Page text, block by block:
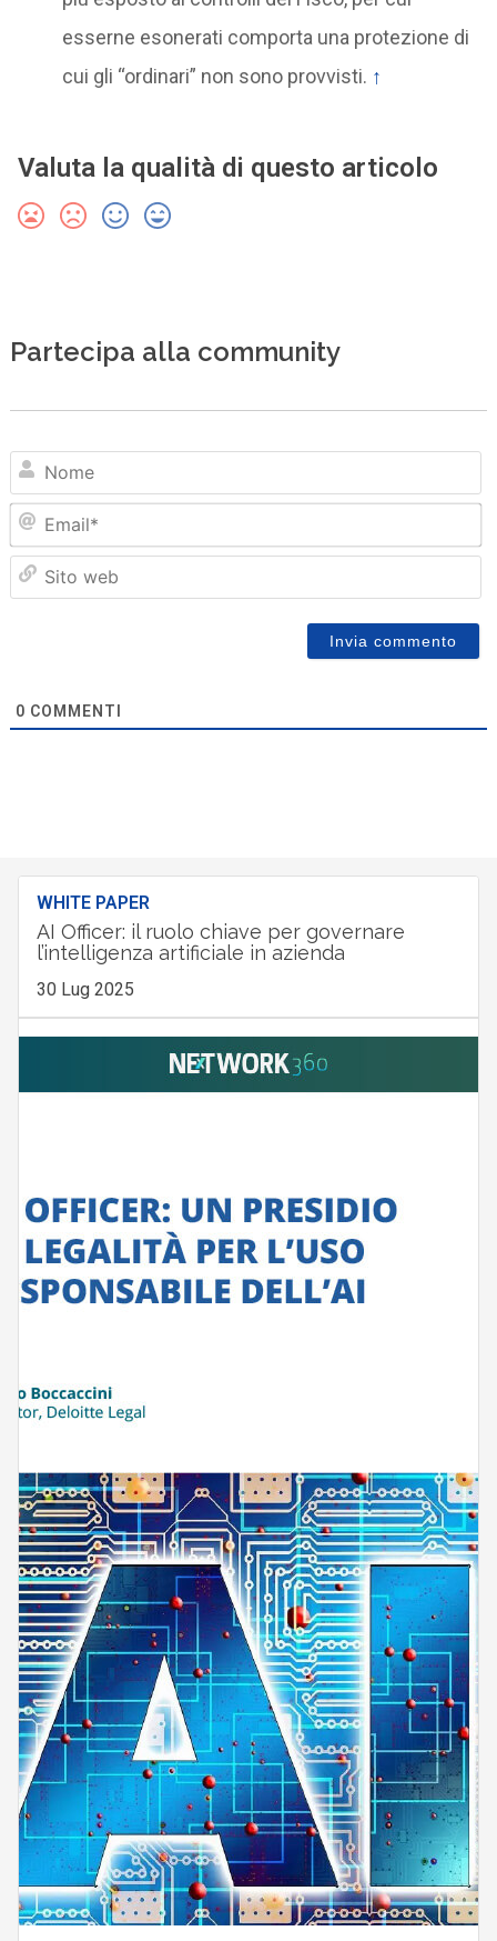
esserne esonerati comporta una protezione di
cui gli “ordinari” non sono provvisti. ↑
Valuta la qualità di questo articolo
Partecipa alla community
0 COMMENTI
WHITE PAPER
AI Officer: il ruolo chiave per governare
l’intelligenza artificiale in azienda
30 Lug 2025